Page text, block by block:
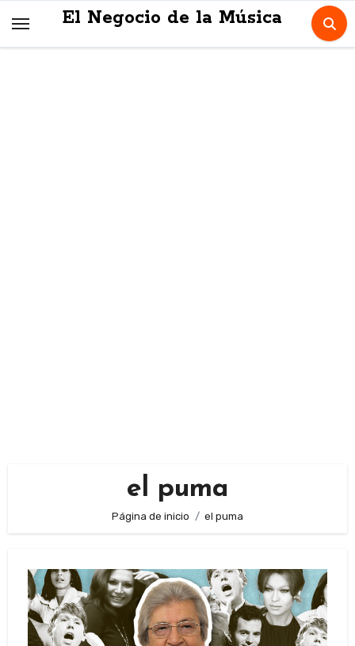
El Negocio de la Música
el puma
Página de inicio el puma